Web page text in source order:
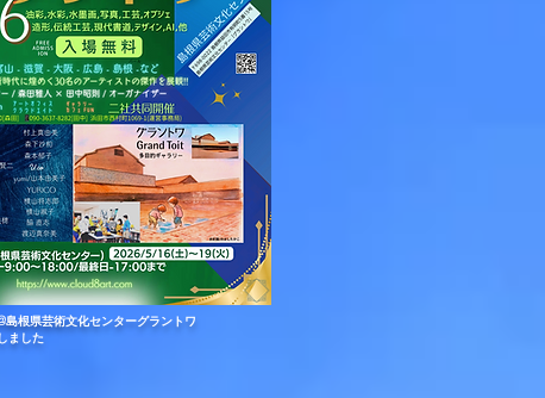
根県芸術文化センターグラントワ
ました